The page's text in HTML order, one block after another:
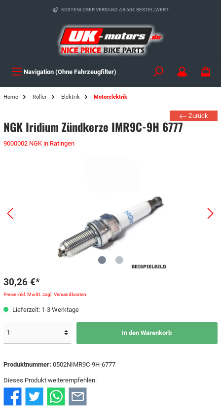
KOSTENLOSER VERSAND AB 60€ BESTELLWERT
Navigation (Ohne Fahrzeugfilter)
Home Roller Elektrik Motorelektrik
Zurück
NGK Iridium Zündkerze IMR9C-9H 6777
9000002 NGK in Ratingen
30,26 €*
Preise inkl. MwSt. zzgl. Versandkosten
Lieferzeit: 1-3 Werktage
In den Warenkorb
Produktnummer: 0502NIMR9C-9H-6777
Dieses Produkt weiterempfehlen: